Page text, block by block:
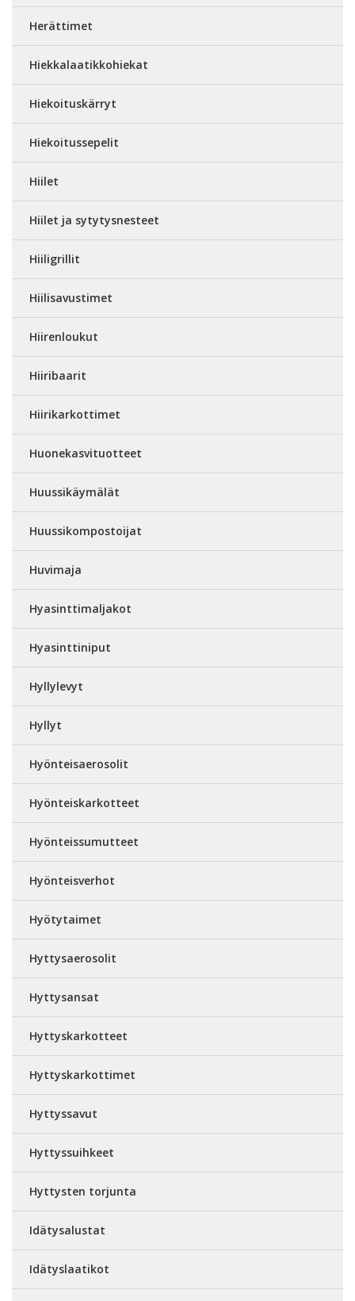
Herättimet
Hiekkalaatikkohiekat
Hiekoituskärryt
Hiekoitussepelit
Hiilet
Hiilet ja sytytysnesteet
Hiiligrillit
Hiilisavustimet
Hiirenloukut
Hiiribaarit
Hiirikarkottimet
Huonekasvituotteet
Huussikäymälät
Huussikompostoijat
Huvimaja
Hyasinttimaljakot
Hyasinttiniput
Hyllylevyt
Hyllyt
Hyönteisaerosolit
Hyönteiskarkotteet
Hyönteissumutteet
Hyönteisverhot
Hyötytaimet
Hyttysaerosolit
Hyttysansat
Hyttyskarkotteet
Hyttyskarkottimet
Hyttyssavut
Hyttyssuihkeet
Hyttysten torjunta
Idätysalustat
Idätyslaatikot